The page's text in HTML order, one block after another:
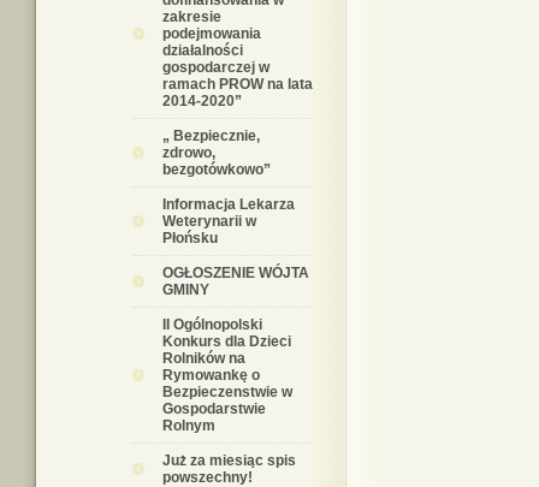
zakresie
podejmowania
działalności
gospodarczej w
ramach PROW na lata
2014-2020”
„ Bezpiecznie,
zdrowo,
bezgotówkowo”
Informacja Lekarza
Weterynarii w
Płońsku
OGŁOSZENIE WÓJTA
GMINY
II Ogólnopolski
Konkurs dla Dzieci
Rolników na
Rymowankę o
Bezpieczenstwie w
Gospodarstwie
Rolnym
Już za miesiąc spis
powszechny!